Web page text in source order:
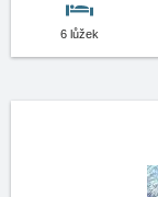
6 lůžek